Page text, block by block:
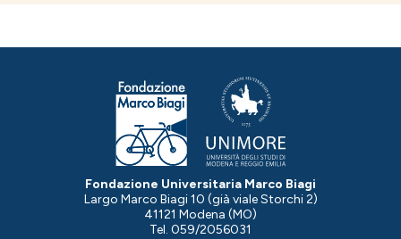
Fondazione Universitaria Marco Biagi
Largo Marco Biagi 10 (già viale Storchi 2)
41121 Modena (MO)
Tel. 059/2056031